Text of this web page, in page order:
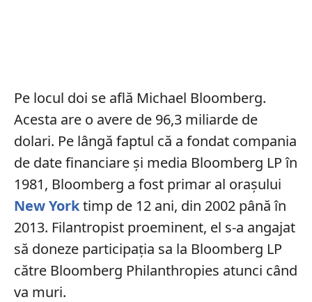
Pe locul doi se află Michael Bloomberg.
Acesta are o avere de 96,3 miliarde de
dolari. Pe lângă faptul că a fondat compania
de date financiare și media Bloomberg LP în
1981, Bloomberg a fost primar al orașului
New Yorktimp de 12 ani, din 2002 până în
2013. Filantropist proeminent, el s-a angajat
să doneze participația sa la Bloomberg LP
către Bloomberg Philanthropies atunci când
va muri.